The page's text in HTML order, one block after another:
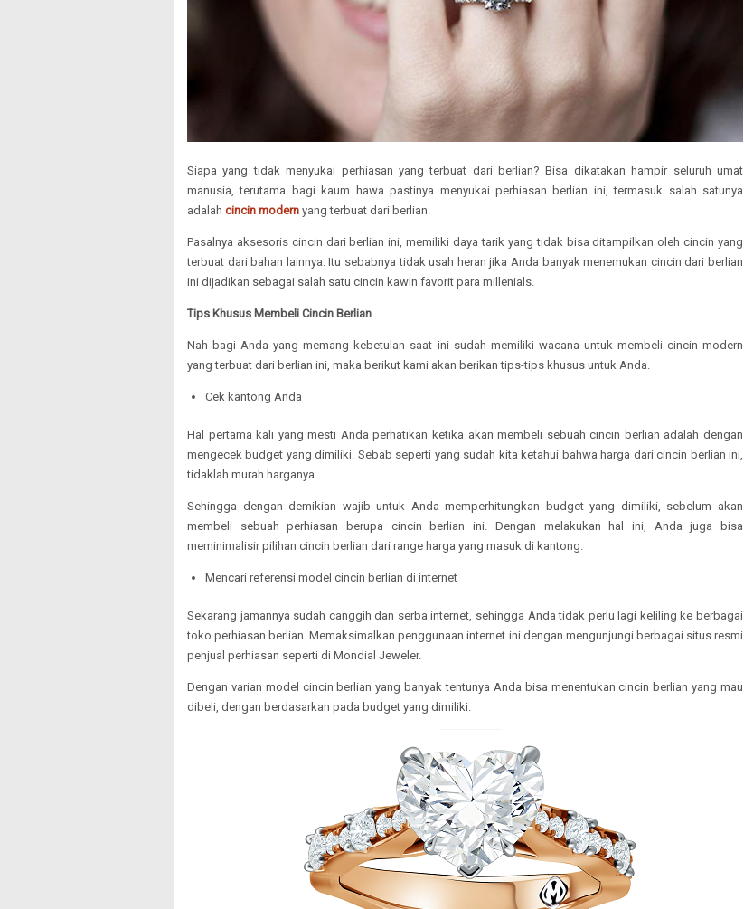
Siapa yang tidak menyukai perhiasan yang terbuat dari berlian? Bisa dikatakan hampir seluruh umat
manusia, terutama bagi kaum hawa pastinya menyukai perhiasan berlian ini, termasuk salah satunya
adalah cincin modern yang terbuat dari berlian.
Pasalnya aksesoris cincin dari berlian ini, memiliki daya tarik yang tidak bisa ditampilkan oleh cincin yang
terbuat dari bahan lainnya. Itu sebabnya tidak usah heran jika Anda banyak menemukan cincin dari berlian
ini dijadikan sebagai salah satu cincin kawin favorit para millenials.
Tips Khusus Membeli Cincin Berlian
Nah bagi Anda yang memang kebetulan saat ini sudah memiliki wacana untuk membeli cincin modern
yang terbuat dari berlian ini, maka berikut kami akan berikan tips-tips khusus untuk Anda.
Cek kantong Anda
Hal pertama kali yang mesti Anda perhatikan ketika akan membeli sebuah cincin berlian adalah dengan
mengecek budget yang dimiliki. Sebab seperti yang sudah kita ketahui bahwa harga dari cincin berlian ini,
tidaklah murah harganya.
Sehingga dengan demikian wajib untuk Anda memperhitungkan budget yang dimiliki, sebelum akan
membeli sebuah perhiasan berupa cincin berlian ini. Dengan melakukan hal ini, Anda juga bisa
meminimalisir pilihan cincin berlian dari range harga yang masuk di kantong.
Mencari referensi model cincin berlian di internet
Sekarang jamannya sudah canggih dan serba internet, sehingga Anda tidak perlu lagi keliling ke berbagai
toko perhiasan berlian. Memaksimalkan penggunaan internet ini dengan mengunjungi berbagai situs resmi
penjual perhiasan seperti di Mondial Jeweler.
Dengan varian model cincin berlian yang banyak tentunya Anda bisa menentukan cincin berlian yang mau
dibeli, dengan berdasarkan pada budget yang dimiliki.